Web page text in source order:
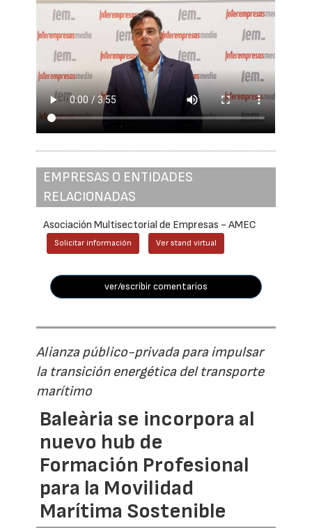
EMPRESAS O ENTIDADES
RELACIONADAS
Asociación Multisectorial de Empresas - AMEC
Solicitar información Ver stand virtual
ver/escribir comentarios
Alianza público-privada para impulsar
la transición energética del transporte
marítimo
Baleària se incorpora al
nuevo hub de
Formación Profesional
para la Movilidad
Marítima Sostenible